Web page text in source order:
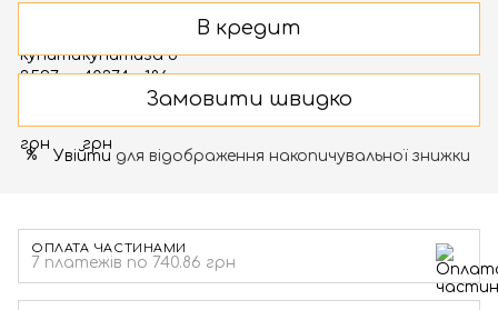
В кредит
Замовити швидко
% Увійти для відображення накопичувальної знижки
ОПЛАТА ЧАСТИНАМИ
7 платежів по 740.86 грн